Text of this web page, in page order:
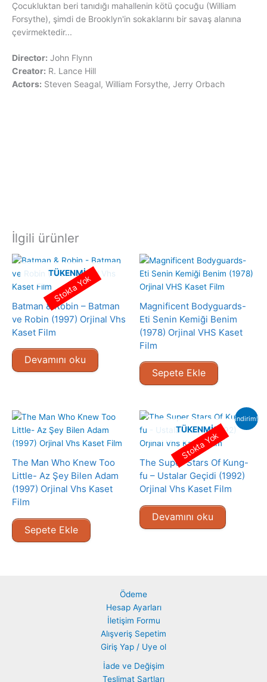
Çocukluktan beri tanıdığı mahallenin kötü çocuğu (William
Forsythe), şimdi de Brooklyn'in sokaklarını bir savaş alanına
çevirmektedir...
Director: John Flynn
Creator: R. Lance Hill
Actors: Steven Seagal, William Forsythe, Jerry Orbach
İlgili ürünler
TÜKENMIŞ
Batman & Robin – Batman
ve Robin (1997) Orjinal Vhs
Kaset Film
Devamını oku
Stokta Yok
Magnificent Bodyguards-
Eti Senin Kemiği Benim
(1978) Orjinal VHS Kaset
Film
Sepete Ekle
The Man Who Knew Too
Little- Az Şey Bilen Adam
(1997) Orjinal Vhs Kaset
Film
Sepete Ekle
indirim!
TÜKENMIŞ
The Super Stars Of Kung-
fu – Ustalar Geçidi (1992)
Orjinal Vhs Kaset Film
Devamını oku
Stokta Yok
Ödeme
Hesap Ayarları
İletişim Formu
Alışveriş Sepetim
Giriş Yap / Uye ol
İade ve Değişim
Teslimat Şartları